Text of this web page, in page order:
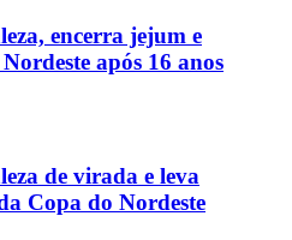
encerra jejum e
após 16 anos
de virada e leva
Copa do Nordeste